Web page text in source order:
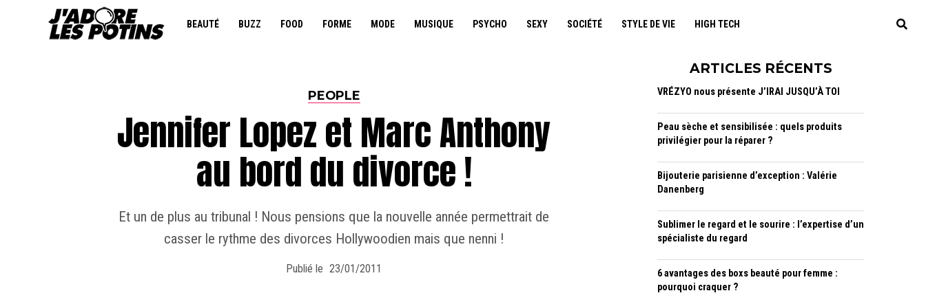
BEAUTÉ BUZZ FOOD FORME MODE MUSIQUE PSYCHO SEXY SOCIÉTÉ STYLE DE VIE HIGH TECH
PEOPLE
Jennifer Lopez et Marc Anthony
au bord du divorce !
Et un de plus au tribunal ! Nous pensions que la nouvelle année permettrait de
casser le rythme des divorces Hollywoodien mais que nenni !
Publié le 23/01/2011
ARTICLES RÉCENTS
VRÉZYO nous présente J’IRAI JUSQU’À TOI
Peau sèche et sensibilisée : quels produits
privilégier pour la réparer ?
Bijouterie parisienne d’exception : Valérie
Danenberg
Sublimer le regard et le sourire : l’expertise d’un
spécialiste du regard
6 avantages des boxs beauté pour femme :
pourquoi craquer ?